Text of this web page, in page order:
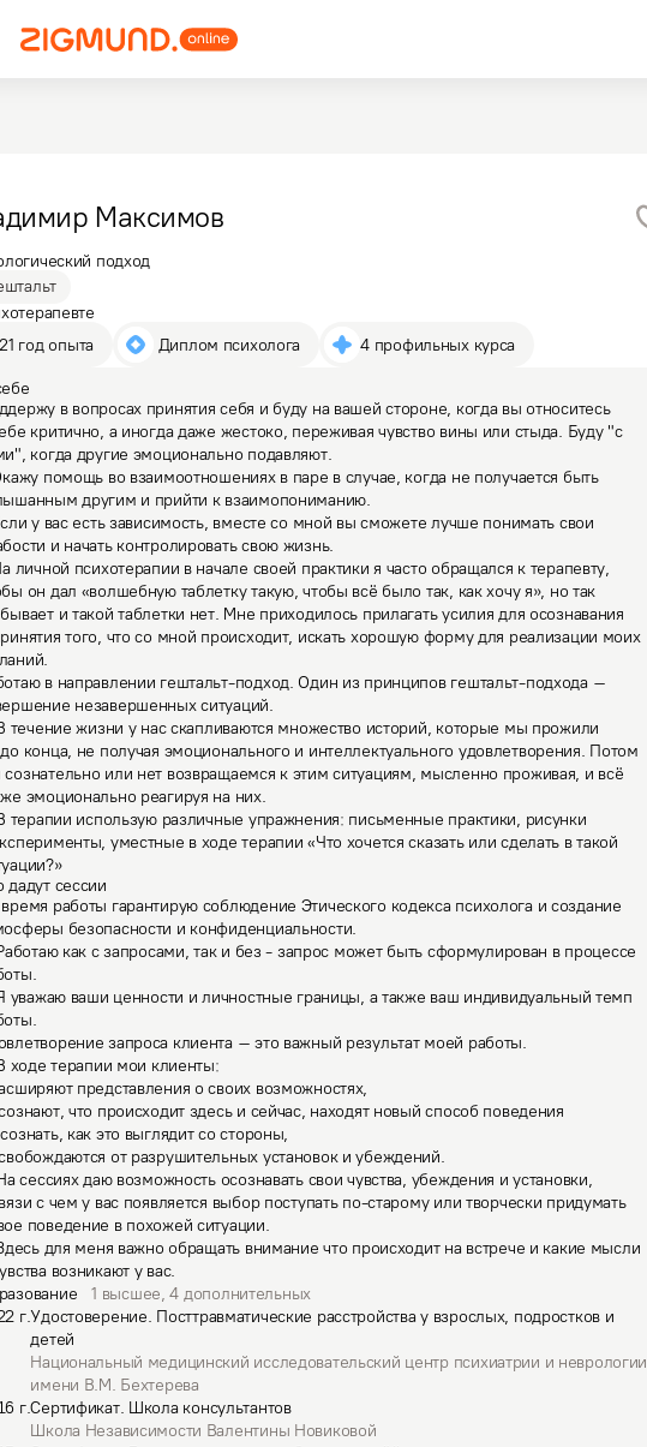
Максимов
подход
21 год опыта
Диплом психолога 4 профильных курса
в вопросах принятия себя и буду на вашей стороне, когда вы относитесь
критично, а иногда даже жестоко, переживая чувство вины или стыда. Буду "с
когда другие эмоционально подавляют.
другим и прийти к взаимопониманию.
и начать контролировать свою жизнь.
он дал «волшебную таблетку такую, чтобы всё было так, как хочу я», но так
бывает и такой таблетки нет. Мне приходилось прилагать усилия для осознавания
того, что со мной происходит, искать хорошую форму для реализации моих
в направлении гештальт-подход. Один из принципов гештальт-подхода –
незавершенных ситуаций.
до конца, не получая эмоционального и интеллектуального удовлетворения. Потом
сознательно или нет возвращаемся к этим ситуациям, мысленно проживая, и всё
эмоционально реагируя на них.
уместные в ходе терапии «Что хочется сказать или сделать в такой
дадут сессии
время работы гарантирую соблюдение Этического кодекса психолога и создание
безопасности и конфиденциальности.
запроса клиента – это важный результат моей работы.
представления о своих возможностях,
что происходит здесь и сейчас, находят новый способ поведения
как это выглядит со стороны,
от разрушительных установок и убеждений.
с чем у вас появляется выбор поступать по-старому или творчески придумать
поведение в похожей ситуации.
возникают у вас.
1 высшее,4 дополнительных
г.Удостоверение. Посттравматические расстройства у взрослых, подростков и
детей
Национальный медицинский исследовательский центр психиатрии и неврологии
имени В.М. Бехтерева
г.Сертификат. Школа консультантов
Школа Независимости Валентины Новиковой